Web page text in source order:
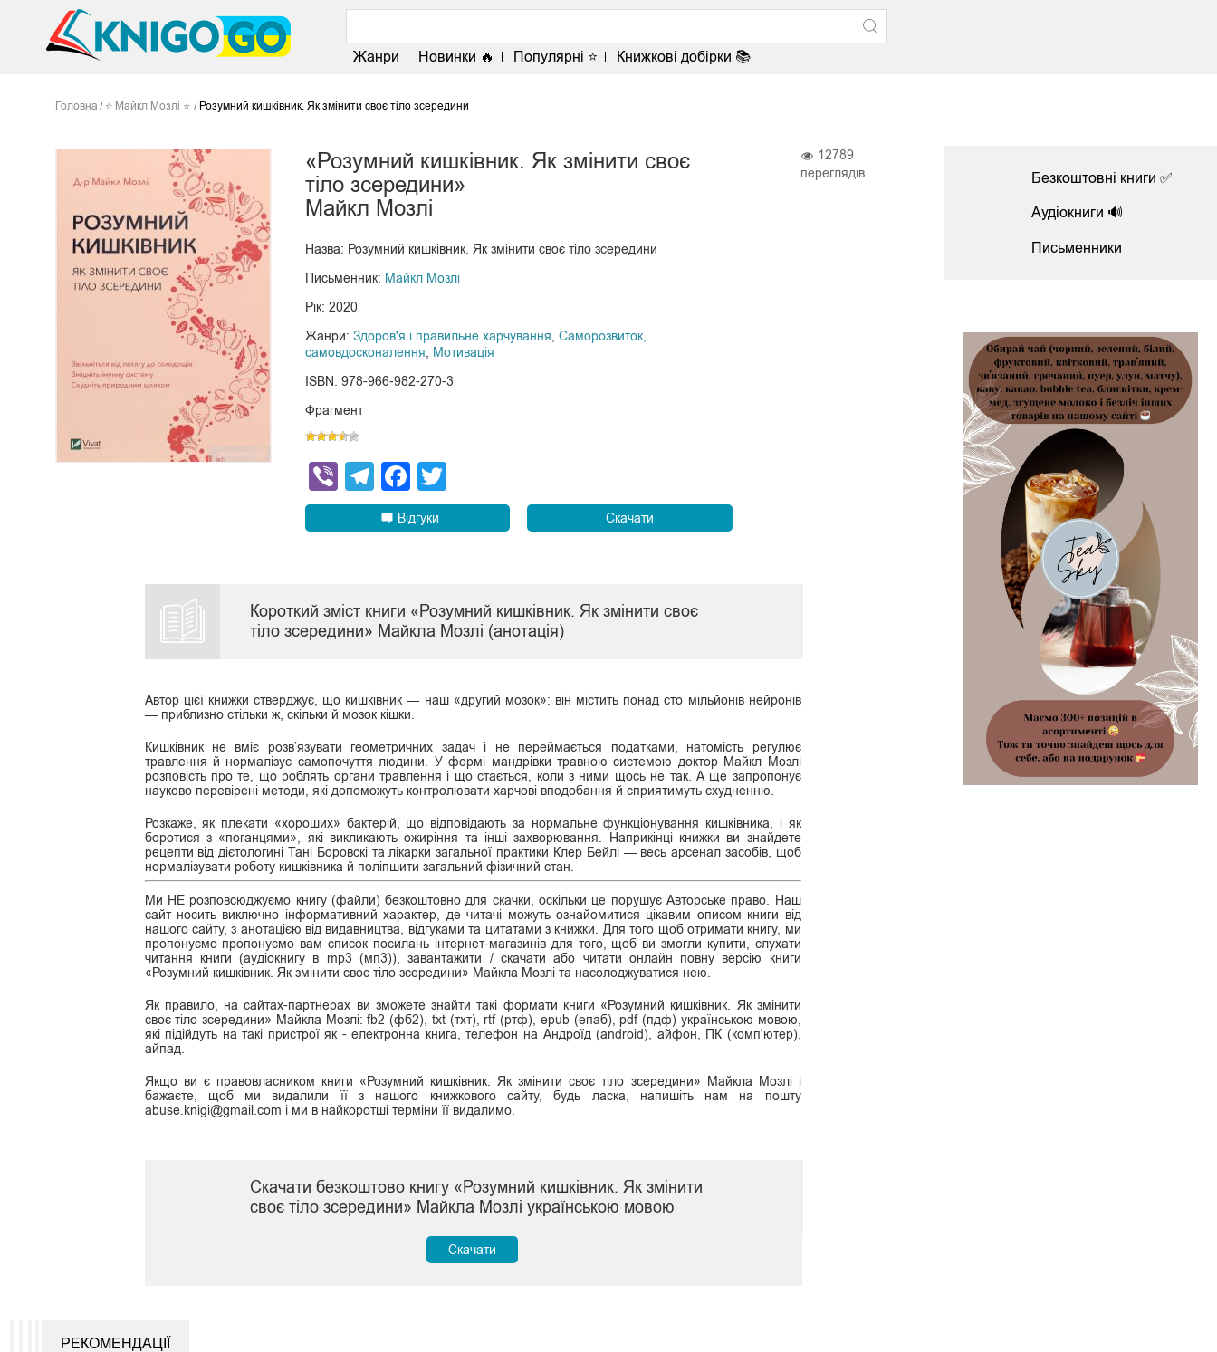
Жанри Новинки 🔥 Популярні ⭐ Книжкові добірки 📚
<
Головна ⭐ Майкл Мозлі ⭐ Розумний кишківник. Як змінити своє тіло зсередини
«Розумний кишківник. Як змінити своє
тіло зсередини»
Майкл Мозлі
Назва: Розумний кишківник. Як змінити своє тіло зсередини
Письменник: Майкл Мозлі
Рік: 2020
Жанри: Здоров'я і правильне харчування Саморозвиток,
самовдосконалення
Мотивація
ISBN: 978-966-982-270-3
Фрагмент
ViberTelegram
Facebook
Відгуки Скачати
12789
переглядів
Короткий зміст книги «Розумний кишківник. Як змінити своє
тіло зсередини» Майкла Мозлі (анотація)
Автор цієї книжки стверджує, що кишківник — наш «другий мозок»: він містить понад сто мільйонів нейронів
— приблизно стільки ж, скільки й мозок кішки.
Кишківник не вміє розв’язувати геометричних задач і не переймається податками, натомість регулює
травлення й нормалізує самопочуття людини. У формі мандрівки травною системою доктор Майкл Мозлі
розповість про те, що роблять органи травлення і що стається, коли з ними щось не так. А ще запропонує
науково перевірені методи, які допоможуть контролювати харчові вподобання й сприятимуть схудненню.
Розкаже, як плекати «хороших» бактерій, що відповідають за нормальне функціонування кишківника, і як
боротися з «поганцями», які викликають ожиріння та інші захворювання. Наприкінці книжки ви знайдете
рецепти від дієтологині Тані Боровскі та лікарки загальної практики Клер Бейлі — весь арсенал засобів, щоб
нормалізувати роботу кишківника й поліпшити загальний фізичний стан.
Ми НЕ розповсюджуємо книгу (файли) безкоштовно для скачки, оскільки це порушує Авторське право. Наш
сайт носить виключно інформативний характер, де читачі можуть ознайомитися цікавим описом книги від
нашого сайту, з анотацією від видавництва, відгуками та цитатами з книжки. Для того щоб отримати книгу, ми
пропонуємо пропонуємо вам список посилань інтернет-магазинів для того, щоб ви змогли купити, слухати
читання книги (аудіокнигу в mp3 (мп3)), завантажити / скачати або читати онлайн повну версію книги
«Розумний кишківник. Як змінити своє тіло зсередини» Майкла Мозлі та насолоджуватися нею.
Як правило, на сайтах-партнерах ви зможете знайти такі формати книги «Розумний кишківник. Як змінити
своє тіло зсередини» Майкла Мозлі: fb2 (фб2), txt (тхт), rtf (ртф), epub (епаб), pdf (пдф) українською мовою,
які підійдуть на такі пристрої як - електронна книга, телефон на Андроїд (android), айфон, ПК (комп'ютер),
айпад.
Якщо ви є правовласником книги «Розумний кишківник. Як змінити своє тіло зсередини» Майкла Мозлі і
бажаєте, щоб ми видалили її з нашого книжкового сайту, будь ласка, напишіть нам на пошту
abuse.knigi@gmail.com і ми в найкоротші терміни її видалимо.
Скачати безкоштово книгу «Розумний кишківник. Як змінити
своє тіло зсередини» Майкла Мозлі українською мовою
Скачати
РЕКОМЕНДАЦІЇ
Безкоштовні книги ✅
Аудіокниги 🔊
Письменники